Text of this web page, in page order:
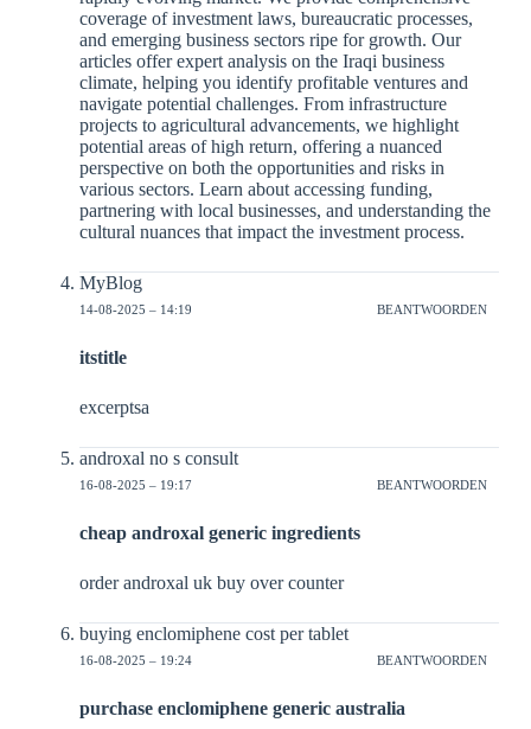
coverage of investment laws, bureaucratic processes,
and emerging business sectors ripe for growth. Our
articles offer expert analysis on the Iraqi business
climate, helping you identify profitable ventures and
navigate potential challenges. From infrastructure
projects to agricultural advancements, we highlight
potential areas of high return, offering a nuanced
perspective on both the opportunities and risks in
various sectors. Learn about accessing funding,
partnering with local businesses, and understanding the
cultural nuances that impact the investment process.
MyBlog
14-08-2025 – 14:19 BEANTWOORDEN
itstitle
excerptsa
androxal no s consult
16-08-2025 – 19:17 BEANTWOORDEN
cheap androxal generic ingredients
order androxal uk buy over counter
buying enclomiphene cost per tablet
16-08-2025 – 19:24 BEANTWOORDEN
purchase enclomiphene generic australia